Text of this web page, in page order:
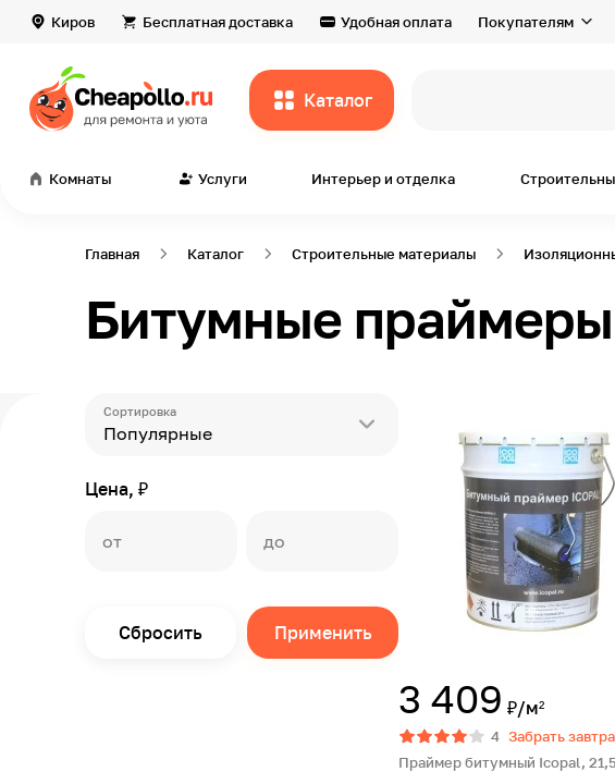
Киров Бесплатная доставка Удобная оплата Покупателям
Каталог
Комнаты Услуги Интерьер и отделка
Главная Каталог Строительные материалы
Битумные праймеры
Сортировка
Популярные
Цена, ₽
Сбросить Применить
3 409 ₽/м²
4 Забрать завтра
Праймер битумный Icopal,